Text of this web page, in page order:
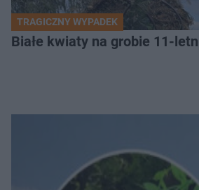
TRAGICZNY WYPADEK
Białe kwiaty na grobie 11-